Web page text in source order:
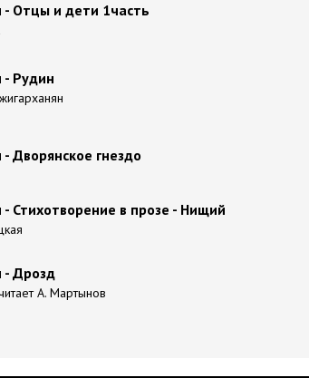
- Отцы и дети 1часть
- Рудин
Дворянское гнездо
- Стихотворение в прозе - Нищий
- Дрозд
А. Мартынов